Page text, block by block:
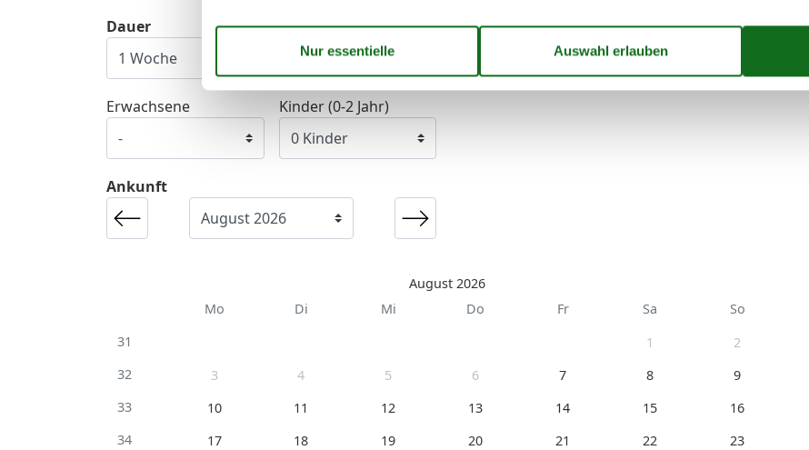
Ankunft
August 2026
Mo
Di Mi Do Fr Sa
So
31
1
2
32
3 4 5 6 7 8
9
33
10 11 12 13 14 15
16
34
17 18 19 20 21 22
23
Dauer
Erwachsene Kinder (0-2 Jahr)